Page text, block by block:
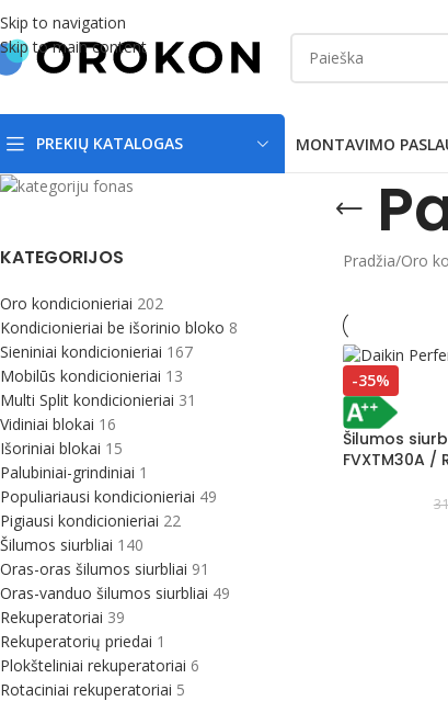
Skip to navigation
Skip to main content
PREKIŲ KATALOGAS MONTAVIMO
KATEGORIJOS
Oro kondicionieriai 202
Kondicionieriai be išorinio bloko 8
Sieniniai kondicionieriai 167
Mobilūs kondicionieriai 13
Multi Split kondicionieriai 31
Vidiniai blokai 16
Išoriniai blokai 15
Palubiniai-grindiniai 1
Populiariausi kondicionieriai 49
Pigiausi kondicionieriai 22
Šilumos siurbliai 140
Oras-oras šilumos siurbliai 91
Oras-vanduo šilumos siurbliai 49
Rekuperatoriai 39
Rekuperatorių priedai 1
Plokšteliniai rekuperatoriai 6
Rotaciniai rekuperatoriai 5
Pradžia/Oro
-35%
Šilumos
FVXTM30A /